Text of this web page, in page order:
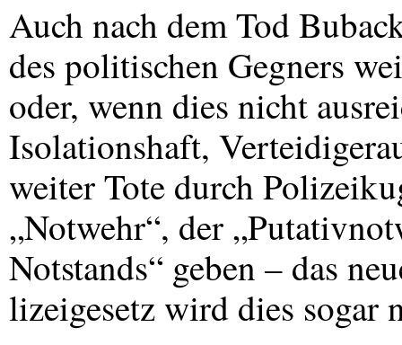
Auch nach dem Tod
des politischen Gegners
oder, wenn dies nicht
Isolationshaft,
weiter Tote durch
„Notwehr“, der
Notstands“ geben – das
lizeigesetz wird dies sogar